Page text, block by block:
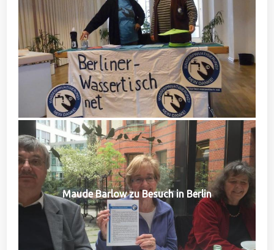
Maude Barlow zu Besuch in Berlin